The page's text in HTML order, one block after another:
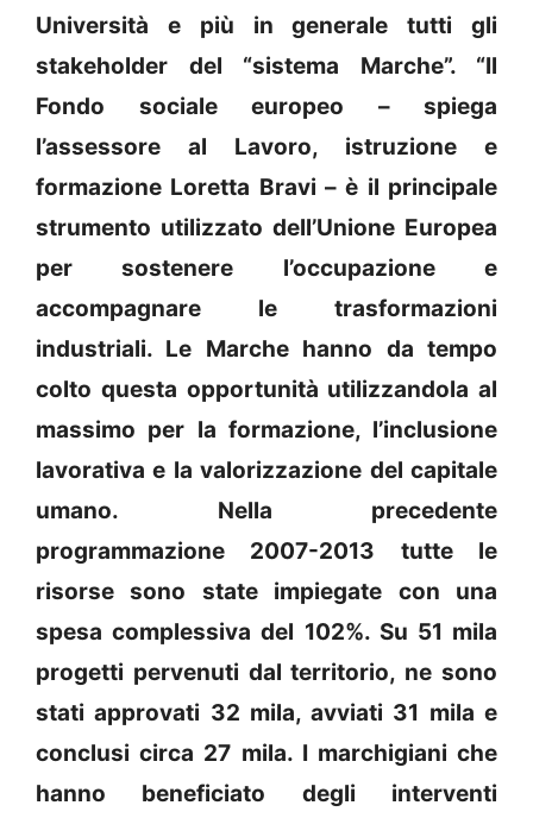
Università e più in generale tutti gli
stakeholder del “sistema Marche”. “Il
Fondo sociale europeo – spiega
l’assessore al Lavoro, istruzione e
formazione Loretta Bravi – è il principale
strumento utilizzato dell’Unione Europea
per sostenere l’occupazione e
accompagnare le trasformazioni
industriali. Le Marche hanno da tempo
colto questa opportunità utilizzandola al
massimo per la formazione, l’inclusione
lavorativa e la valorizzazione del capitale
umano. Nella precedente
programmazione 2007-2013 tutte le
risorse sono state impiegate con una
spesa complessiva del 102%. Su 51 mila
progetti pervenuti dal territorio, ne sono
stati approvati 32 mila, avviati 31 mila e
conclusi circa 27 mila. I marchigiani che
hanno beneficiato degli interventi